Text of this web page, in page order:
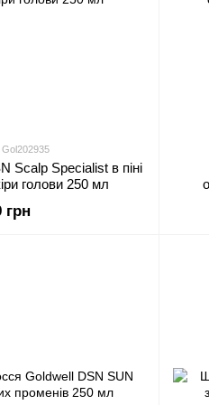
Scalp Specialist в піні
голови 250 мл
грн